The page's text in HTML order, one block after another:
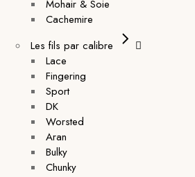
Mohair & Soie
Cachemire
Les fils par calibre
Lace
Fingering
Sport
DK
Worsted
Aran
Bulky
Chunky